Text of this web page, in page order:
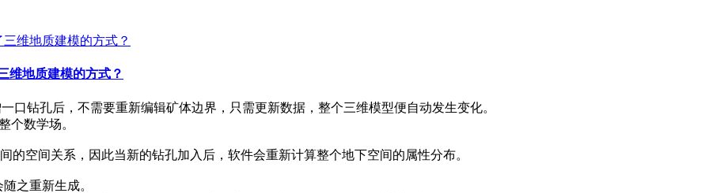
维地质建模的方式？
口钻孔后，不需要重新编辑矿体边界，只需更新数据，整个三维模型便自动发生变化。
个数学场。
空间关系，因此当新的钻孔加入后，软件会重新计算整个地下空间的属性分布。
之重新生成。